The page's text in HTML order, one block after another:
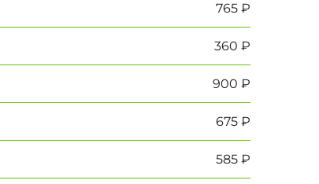
765 ₽
360 ₽
900 ₽
675 ₽
585 ₽